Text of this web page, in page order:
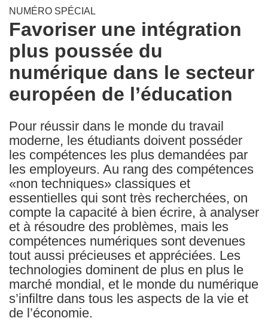
languages:
NUMÉRO SPÉCIAL
Favoriser une intégration
plus poussée du
numérique dans le secteur
européen de l’éducation
Pour réussir dans le monde du travail
moderne, les étudiants doivent posséder
les compétences les plus demandées par
les employeurs. Au rang des compétences
«non techniques» classiques et
essentielles qui sont très recherchées, on
compte la capacité à bien écrire, à analyser
et à résoudre des problèmes, mais les
compétences numériques sont devenues
tout aussi précieuses et appréciées. Les
technologies dominent de plus en plus le
marché mondial, et le monde du numérique
s’infiltre dans tous les aspects de la vie et
de l’économie.